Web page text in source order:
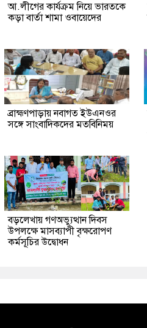
আ.লীগের কার্যক্রম নিয়ে ভারতকে
কড়া বার্তা শামা ওবায়েদের
ব্রাহ্মণপাড়ায় নবাগত ইউএনওর
সঙ্গে সাংবাদিকদের মতবিনিময়
বড়লেখায় গণঅভ্যুত্থান দিবস
উপলক্ষে মাসব্যাপী বৃক্ষরোপণ
কর্মসূচির উদ্বোধন